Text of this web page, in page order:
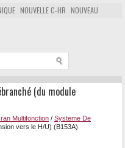
NOUVELLE C-HR NOUVEAU
(du module
Multifonction / Systeme De
vers le H/U) (B153A)